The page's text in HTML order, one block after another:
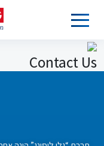
Contact Us